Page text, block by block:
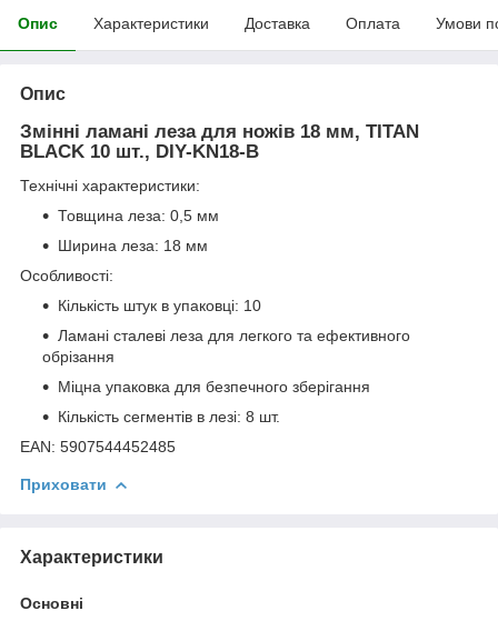
Опис Характеристики Доставка Оплата Умови
Опис
Змінні ламані леза для ножів 18 мм, TITAN
BLACK 10 шт., DIY-KN18-B
Технічні характеристики:
Товщина леза: 0,5 мм
Ширина леза: 18 мм
Особливості:
Кількість штук в упаковці: 10
Ламані сталеві леза для легкого та ефективного
обрізання
Міцна упаковка для безпечного зберігання
Кількість сегментів в лезі: 8 шт.
EAN: 5907544452485
Приховати
Характеристики
Основні